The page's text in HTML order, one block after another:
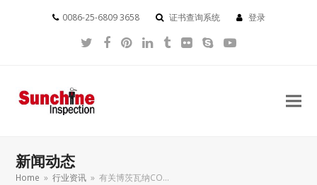
0086-25-6809 3658 证书查询系统 登录
Twitter
Facebook
Pinterest
LinkedIn
Tumblr
FlickrSkypeYouTube
新闻动态
Home » 行业资讯 » 有关博茨瓦纳CO…